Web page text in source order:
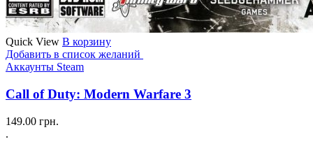
Quick View В корзину
Добавить в список желаний
Аккаунты Steam
Call of Duty: Modern Warfare 3
149.00 грн.
.